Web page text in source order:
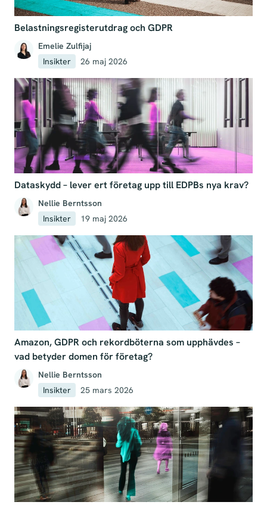
Belastningsregisterutdrag och GDPR
Emelie Zulfijaj
Insikter
26 maj 2026
Dataskydd – lever ert företag upp till EDPBs nya krav?
Nellie Berntsson
Insikter
19 maj 2026
Amazon, GDPR och rekordböterna som upphävdes –
vad betyder domen för företag?
Nellie Berntsson
Insikter
25 mars 2026